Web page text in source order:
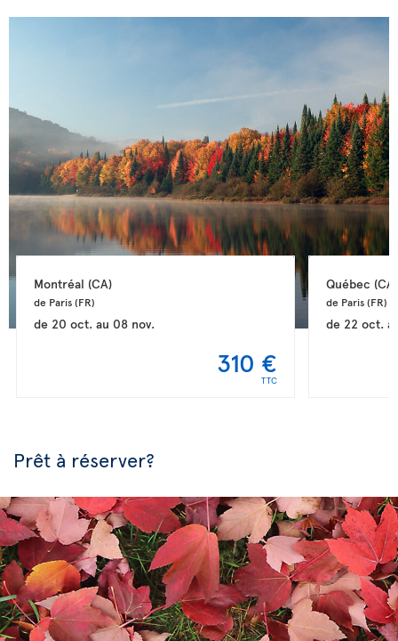
Montréal (CA)
de Paris (FR)
de 20 oct.au 08 nov.
310 €
TTC
Québec (CA)
de Paris (FR)
de 22 oct.
Prêt à réserver?